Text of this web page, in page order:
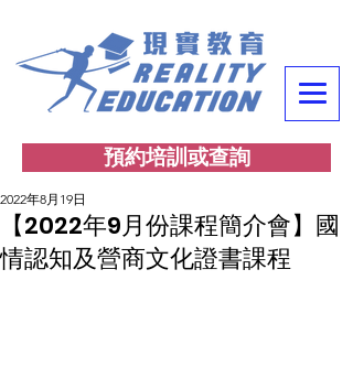
預約培訓或查詢
【2022年9月份課程簡介會】國
情認知及營商文化證書課程
2022年8月19日